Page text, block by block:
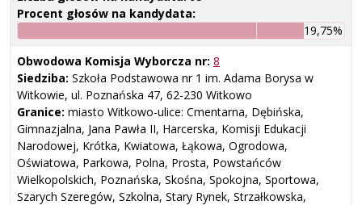
Procent głosów na kandydata:
19,75%
Obwodowa Komisja Wyborcza nr: 8
Siedziba: Szkoła Podstawowa nr 1 im. Adama Borysa w
Witkowie, ul. Poznańska 47, 62-230 Witkowo
Granice: miasto Witkowo-ulice: Cmentarna, Dębińska,
Gimnazjalna, Jana Pawła II, Harcerska, Komisji Edukacji
Narodowej, Krótka, Kwiatowa, Łąkowa, Ogrodowa,
Oświatowa, Parkowa, Polna, Prosta, Powstańców
Wielkopolskich, Poznańska, Skośna, Spokojna, Sportowa,
Szarych Szeregów, Szkolna, Stary Rynek, Strzałkowska,